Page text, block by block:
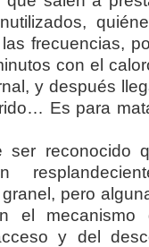
frecuencias,
con el
y después
Es para
ser reconocido
pero
el mecanismo
y del